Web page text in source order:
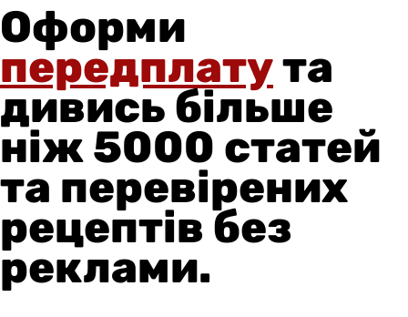
Оформи
передплатута
дивись більше
ніж 5000 статей
та перевірених
рецептів без
реклами.